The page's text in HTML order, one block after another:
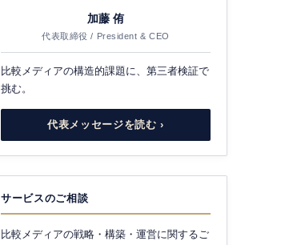
加藤 侑
代表取締役 / President & CEO
比較メディアの構造的課題に、第三者検証で
挑む。
代表メッセージを読む ›
サービスのご相談
比較メディアの戦略・構築・運営に関するご